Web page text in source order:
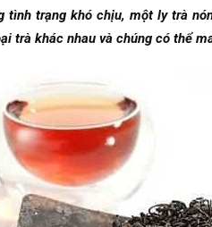
tình trạng khó chịu, một ly trà
trà khác nhau và chúng có thể